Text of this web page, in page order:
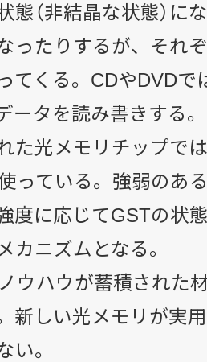
態（非結晶な状態）に
ったりするが、それ
てくる。CDやDVDで
ータを読み書きする。
た光メモリチップで
っている。強弱のあ
度に応じてGSTの状
カニズムとなる。
ウハウが蓄積された
新しい光メモリが実
い。